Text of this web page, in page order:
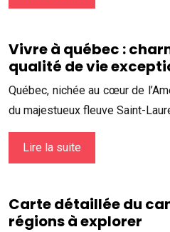
Vivre à québec :
qualité de vie
Québec, nichée au cœur de
du majestueux fleuve Saint-
Lire la suite
Carte détaillée du
régions à explorer